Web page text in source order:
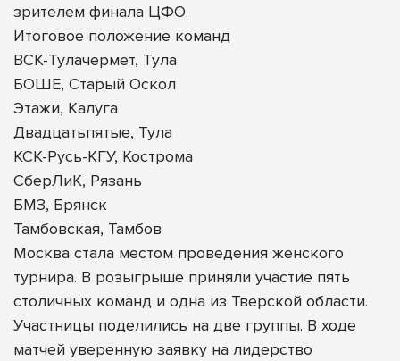
зрителем финала ЦФО.
Итоговое положение команд
ВСК-Тулачермет, Тула
БОШЕ, Старый Оскол
Этажи, Калуга
Двадцатьпятые, Тула
КСК-Русь-КГУ, Кострома
СберЛиК, Рязань
БМЗ, Брянск
Тамбовская, Тамбов
Москва стала местом проведения женского
турнира. В розыгрыше приняли участие пять
столичных команд и одна из Тверской области.
Участницы поделились на две группы. В ходе
матчей уверенную заявку на лидерство